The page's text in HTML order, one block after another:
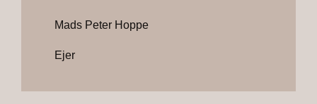
Mads Peter Hoppe
Ejer